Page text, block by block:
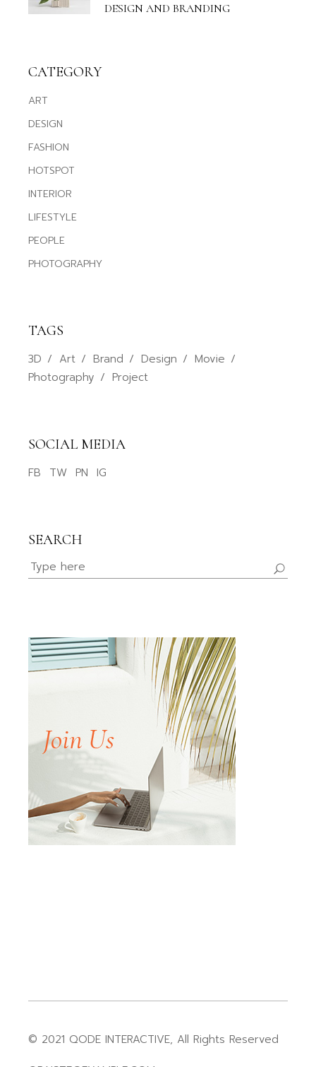
DESIGN AND BRANDING
CATEGORY
ART
DESIGN
FASHION
HOTSPOT
INTERIOR
LIFESTYLE
PEOPLE
PHOTOGRAPHY
TAGS
3D Art Brand Design
Movie
Photography
Project
SOCIAL MEDIA
FB TW PN IG
SEARCH
© 2021 QODE INTERACTIVE, All Rights Reserved